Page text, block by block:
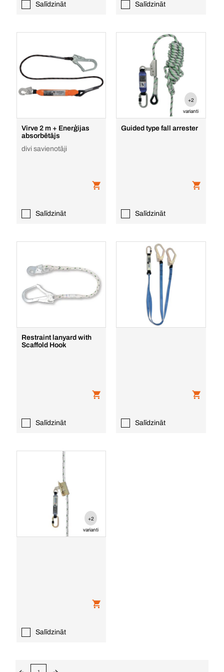
Salīdzināt Salīdzināt
Virve 2 m + Enerģijas
absorbētājs
divi savienotāji
Salīdzināt
+2
varianti
Guided type fall arrester
Salīdzināt
Restraint lanyard with
Scaffold Hook
Salīdzināt Salīdzināt
+2
varianti
Salīdzināt